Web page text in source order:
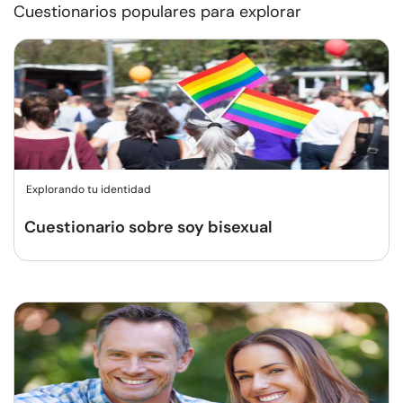
Cuestionarios populares para explorar
Explorando tu identidad
Cuestionario sobre soy bisexual